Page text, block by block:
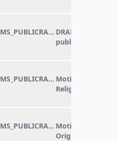
MS_PUBLICRAIS_FLAGDRAP_Motif de
public
MS_PUBLICRAIS_GMotif de
Religion
MS_PUBLICRAIS_HMotif de
Origine ou milieu